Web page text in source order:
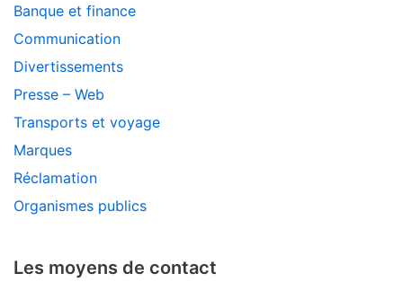
Banque et finance
Communication
Divertissements
Presse – Web
Transports et voyage
Marques
Réclamation
Organismes publics
Les moyens de contact